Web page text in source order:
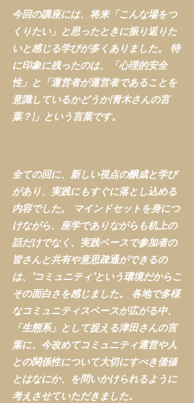
今回の講座には、将来「こんな場をつ
くりたい」と思ったときに振り返りた
いと感じる学びが多くありました。 特
に印象に残ったのは、「心理的安全
性」と「運営者が運営者であることを
意識しているかどうか(青木さんの言
葉？)」という言葉です。
全ての回に、新しい視点の醸成と学び
があり、実践にもすぐに落とし込める
内容でした。 マインドセットを身につ
けながら、座学でありながらも机上の
話だけでなく、実践ベースで参加者の
皆さんと共有や意思疎通ができるの
は、"コミュニティ"という環境だからこ
その面白さを感じました。 各地で多様
なコミュニティスペースが広がる中、
「生態系」として捉える津田さんの言
葉に、今改めてコミュニティ運営や人
との関係性について大切にすべき価値
とはなにか、を問いかけられるように
考えさせていただきました。